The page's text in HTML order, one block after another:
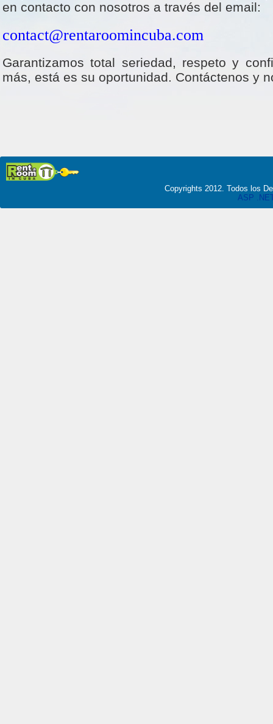
en contacto con nosotros a través del email:
contact@rentaroomincuba.com
Garantizamos total seriedad, respeto y
más, está es su oportunidad. Contáctenos y
Copyrights 2012. Todos los
ASP